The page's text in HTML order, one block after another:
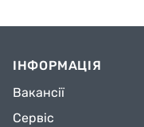
ІНФОРМАЦІЯ
Вакансії
Сервіс